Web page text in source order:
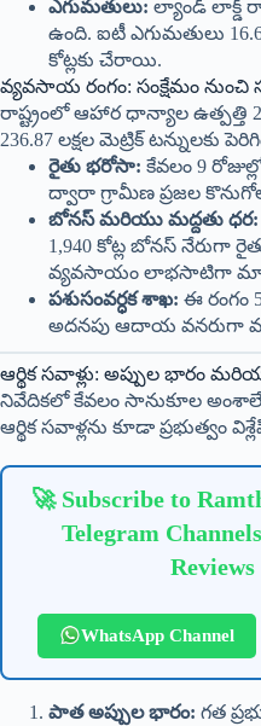
ఎగుమతులు: ల్యాండ్ లాక్డ్
ఉంది. ఐటీ ఎగుమతులు 16.6
కోట్లకు చేరాయి.
వ్యవసాయ రంగం: సంక్షేమం నుంచి
రాష్ట్రంలో ఆహార ధాన్యాల ఉత్పత్తి
236.87 లక్షల మెట్రిక్ టన్నులకు
రైతు భరోసా: కేవలం 9
ద్వారా గ్రామీణ ప్రజల
బోనస్ మరియు మద్దతు ధర:
1,940 కోట్ల బోనస్ నేరుగా
వ్యవసాయం లాభసాటిగా
పశుసంవర్ధక శాఖ: ఈ రంగం
అదనపు ఆదాయ వనరుగా
ఆర్థిక సవాళ్లు: అప్పుల భారం
నివేదికలో కేవలం సానుకూల అంశాలే
ఆర్థిక సవాళ్లను కూడా ప్రభుత్వం
🚀 Subscribe to
Telegram
WhatsApp Channel
పాత అప్పుల భారం: గత